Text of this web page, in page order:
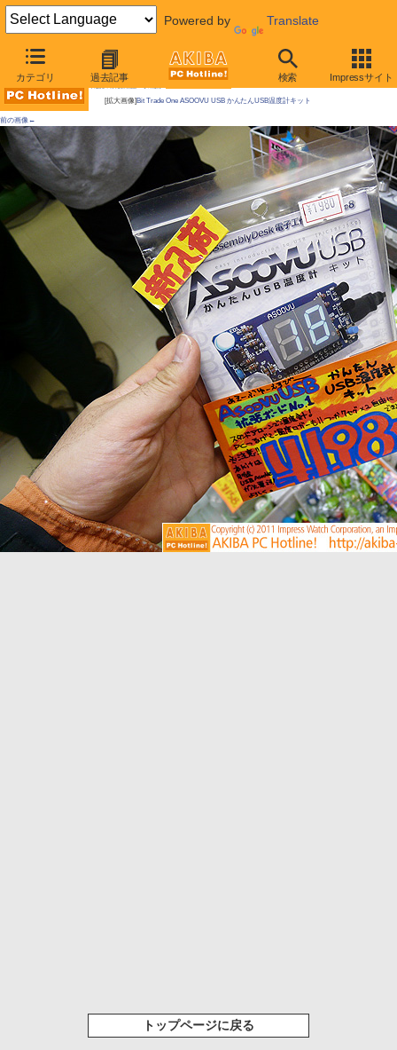
Powered by Translate
カテゴリ 過去記事 検索 Impressサイト
AKIBA PC Hotline!
[拡大画像] Bit Trade One ASOOVU USB かんたんUSB温度計キット
前の画像←
トップページに戻る